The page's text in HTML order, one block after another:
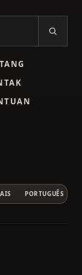
PORTUGUÊS